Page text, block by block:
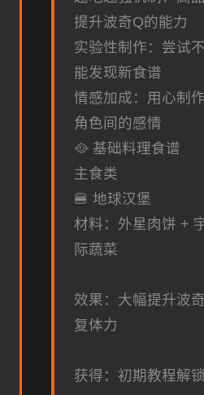
提升波奇Q的能力
实验性制作：尝试
能发现新食谱
情感加成：用心制
角色间的感情
🥘 基础料理食谱
主食类
🍔 地球汉堡
材料：外星肉饼 +
际蔬菜
效果：大幅提升波
复体力
获得：初期教程解锁